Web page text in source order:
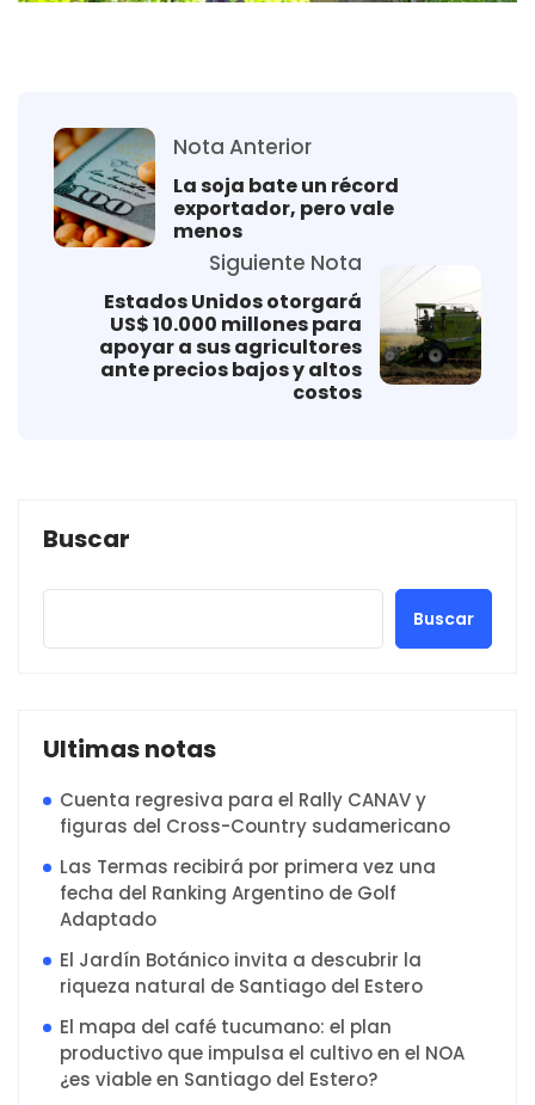
Nota Anterior
La soja bate un récord
exportador, pero vale
menos
Siguiente Nota
Estados Unidos otorgará
US$ 10.000 millones para
apoyar a sus agricultores
ante precios bajos y altos
costos
Buscar
Buscar
Ultimas notas
Cuenta regresiva para el Rally CANAV y
figuras del Cross-Country sudamericano
Las Termas recibirá por primera vez una
fecha del Ranking Argentino de Golf
Adaptado
El Jardín Botánico invita a descubrir la
riqueza natural de Santiago del Estero
El mapa del café tucumano: el plan
productivo que impulsa el cultivo en el NOA
¿es viable en Santiago del Estero?